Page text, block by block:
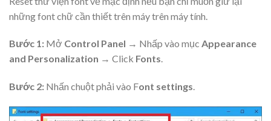
những font chữ cần thiết trên máy trên máy tính.
Bước 1: Mở Control Panel → Nhấp vào mục Appearance
and Personalization → Click Fonts.
Bước 2: Nhấn chuột phải vào Font settings.